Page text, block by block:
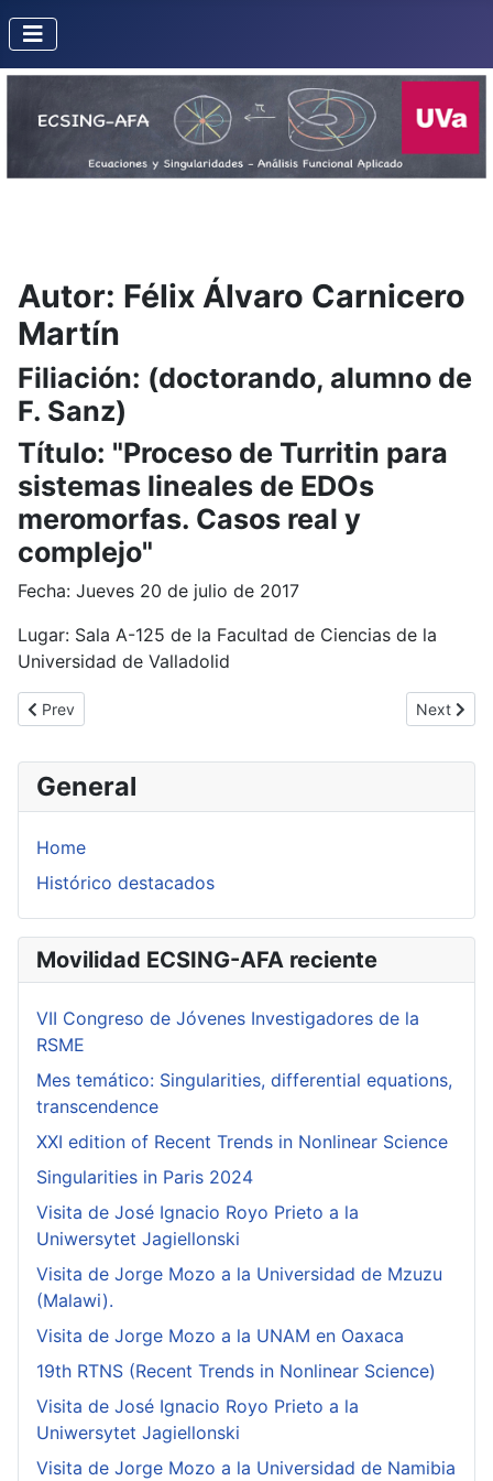
General
Home
Histórico destacados
Movilidad ECSING-AFA reciente
VII Congreso de Jóvenes Investigadores de la
RSME
Mes temático: Singularities, differential equations,
transcendence
XXI edition of Recent Trends in Nonlinear Science
Singularities in Paris 2024
Visita de José Ignacio Royo Prieto a la
Uniwersytet Jagiellonski
Visita de Jorge Mozo a la Universidad de Mzuzu
(Malawi).
Visita de Jorge Mozo a la UNAM en Oaxaca
19th RTNS (Recent Trends in Nonlinear Science)
Visita de José Ignacio Royo Prieto a la
Uniwersytet Jagiellonski
Visita de Jorge Mozo a la Universidad de Namibia
Autor: Félix Álvaro Carnicero
Martín
Filiación: (doctorando, alumno de
F. Sanz)
Título: "Proceso de Turritin para
sistemas lineales de EDOs
meromorfas. Casos real y
complejo"
Fecha: Jueves 20 de julio de 2017
Lugar: Sala A-125 de la Facultad de Ciencias de la
Universidad de Valladolid
Previous article: Conferencia en el ciclo "El IMUVA os habla"
Prev Next
Next